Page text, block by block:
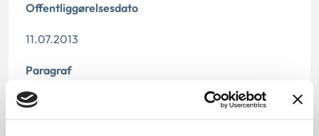
Offentliggørelsesdato
11.07.2013
Paragraf
§ 17